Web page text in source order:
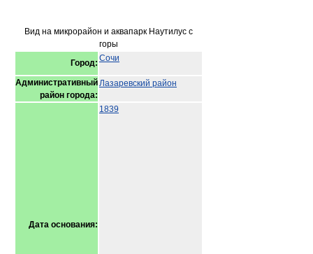
Вид на микрорайон и аквапарк Наутилус с
горы
Город: Сочи
Административный
район города:
Лазаревский район
Дата основания:
1839